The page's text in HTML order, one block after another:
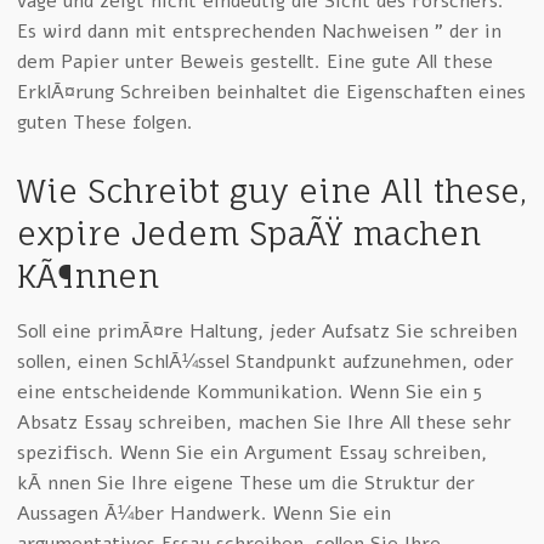
Es wird dann mit entsprechenden Nachweisen ” der in
dem Papier unter Beweis gestellt. Eine gute All these
ErklÃ¤rung Schreiben beinhaltet die Eigenschaften eines
guten These folgen.
Wie Schreibt guy eine All these,
expire Jedem SpaÃŸ machen
KÃ¶nnen
Soll eine primÃ¤re Haltung, jeder Aufsatz Sie schreiben
sollen, einen SchlÃ¼ssel Standpunkt aufzunehmen, oder
eine entscheidende Kommunikation. Wenn Sie ein 5
Absatz Essay schreiben, machen Sie Ihre All these sehr
spezifisch. Wenn Sie ein Argument Essay schreiben,
kÃ¶nnen Sie Ihre eigene These um die Struktur der
Aussagen Ã¼ber Handwerk. Wenn Sie ein